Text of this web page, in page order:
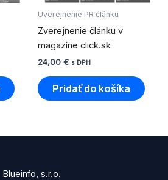
Uverejnenie PR článku
Zverejnenie článku v
magazíne click.sk
24,00 € s DPH
Pridať do košíka
Blueinfo, s.r.o.